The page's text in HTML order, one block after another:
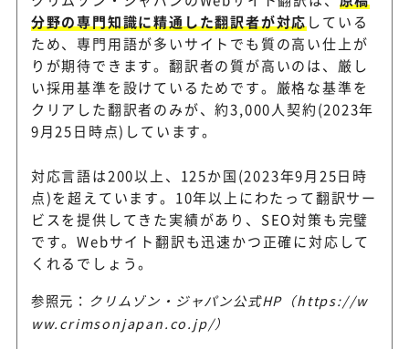
分野の専門知識に精通した翻訳者が対応 している
ため、専門用語が多いサイトでも質の高い仕上が
りが期待できます。翻訳者の質が高いのは、厳し
い採用基準を設けているためです。厳格な基準を
クリアした翻訳者のみが、約3,000人契約(2023年
9月25日時点)しています。
対応言語は200以上、125か国(2023年9月25日時
点)を超えています。10年以上にわたって翻訳サー
ビスを提供してきた実績があり、SEO対策も完璧
です。Webサイト翻訳も迅速かつ正確に対応して
くれるでしょう。
参照元： クリムゾン・ジャパン公式HP（https://w
ww.crimsonjapan.co.jp/）